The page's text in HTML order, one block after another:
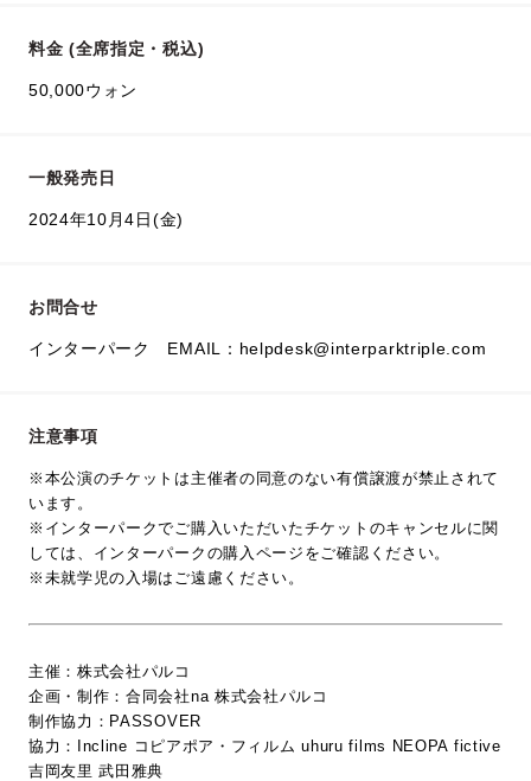
料金 (全席指定・税込)
50,000ウォン
一般発売日
2024年10月4日(金)
お問合せ
インターパーク EMAIL：helpdesk@interparktriple.com
注意事項
※本公演のチケットは主催者の同意のない有償譲渡が禁止されて
います。
※インターパークでご購入いただいたチケットのキャンセルに関
しては、インターパークの購入ページをご確認ください。
※未就学児の入場はご遠慮ください。
主催：株式会社パルコ
企画・制作：合同会社na 株式会社パルコ
制作協力：PASSOVER
協力：Incline コピアポア・フィルム uhuru films NEOPA fictive
吉岡友里 武田雅典